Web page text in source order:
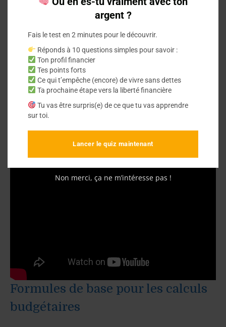
Les formules Excel et
Google Sheets
indispensables
formules Excelet Google Sheets sont
essentielles pour automatiser les calculs.
votre budget de façon efficace.
Formules de base pour les calculs
budgétaires
argent ?
Fais le test en 2 minutes pour le découvrir.
Réponds à 10 questions simples pour savoir :
Ton profil financier
Tes points forts
Ce qui t’empêche (encore) de vivre sans dettes
Ta prochaine étape vers la liberté financière
Tu vas être surpris(e) de ce que tu vas apprendre
sur toi.
Lancer le quiz maintenant
Non merci, ça ne m’intéresse pas !